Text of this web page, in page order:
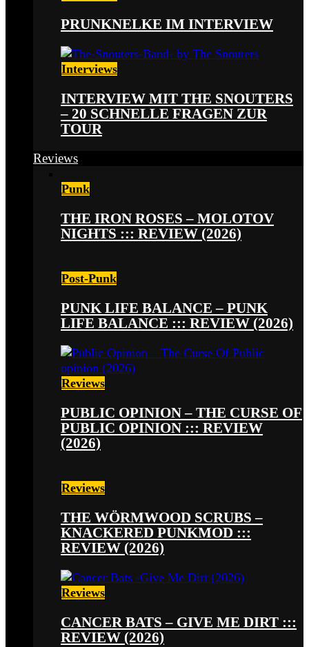
PRUNKNELKE IM INTERVIEW
Interviews
INTERVIEW MIT THE SNOUTERS
– 20 SCHNELLE FRAGEN ZUR
TOUR
Reviews
Punk
THE IRON ROSES – MOLOTOV
NIGHTS ::: REVIEW (2026)
Post-Punk
PUNK LIFE BALANCE – PUNK
LIFE BALANCE ::: REVIEW (2026)
Reviews
PUBLIC OPINION – THE CURSE OF
PUBLIC OPINION ::: REVIEW
(2026)
Reviews
THE WÖRMWOOD SCRUBS –
KNACKERED PUNKMOD :::
REVIEW (2026)
Reviews
CANCER BATS – GIVE ME DIRT :::
REVIEW (2026)